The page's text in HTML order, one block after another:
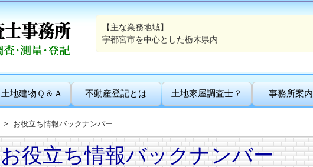
【主な業務地域】
宇都宮市を中心とした栃木県内
土地建物Ｑ＆Ａ 不動産登記とは 土地家屋調査士？ 事務所案内
お役立ち情報バックナンバー
お役立ち情報バックナンバー